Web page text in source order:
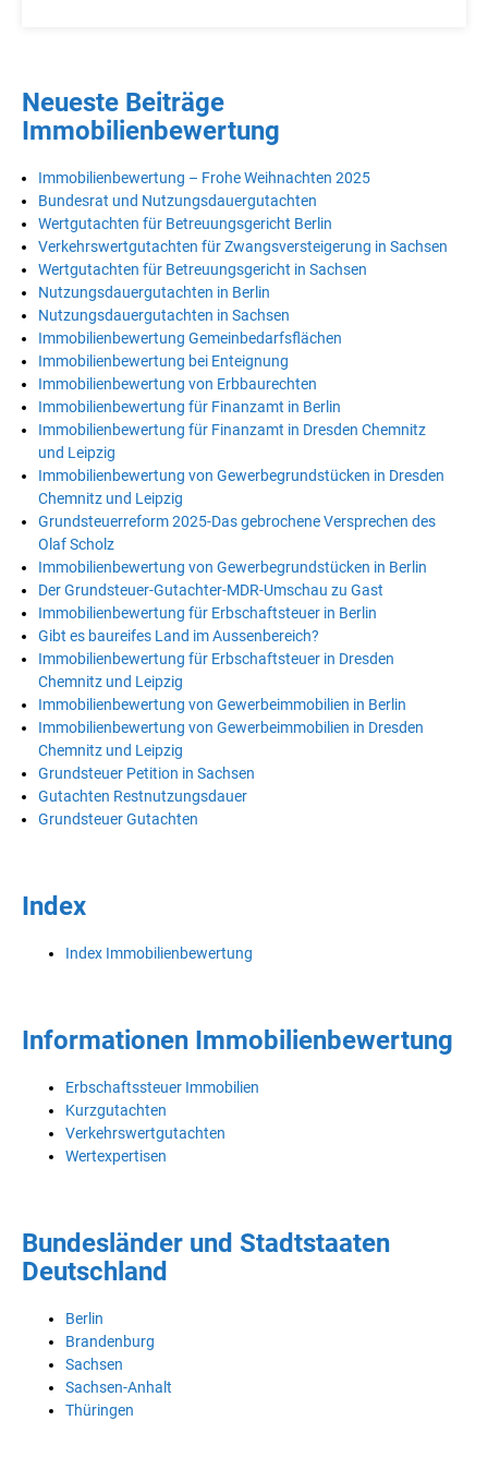
Neueste Beiträge
Immobilienbewertung
Immobilienbewertung – Frohe Weihnachten 2025
Bundesrat und Nutzungsdauergutachten
Wertgutachten für Betreuungsgericht Berlin
Verkehrswertgutachten für Zwangsversteigerung in Sachsen
Wertgutachten für Betreuungsgericht in Sachsen
Nutzungsdauergutachten in Berlin
Nutzungsdauergutachten in Sachsen
Immobilienbewertung Gemeinbedarfsflächen
Immobilienbewertung bei Enteignung
Immobilienbewertung von Erbbaurechten
Immobilienbewertung für Finanzamt in Berlin
Immobilienbewertung für Finanzamt in Dresden Chemnitz
und Leipzig
Immobilienbewertung von Gewerbegrundstücken in Dresden
Chemnitz und Leipzig
Grundsteuerreform 2025-Das gebrochene Versprechen des
Olaf Scholz
Immobilienbewertung von Gewerbegrundstücken in Berlin
Der Grundsteuer-Gutachter-MDR-Umschau zu Gast
Immobilienbewertung für Erbschaftsteuer in Berlin
Gibt es baureifes Land im Aussenbereich?
Immobilienbewertung für Erbschaftsteuer in Dresden
Chemnitz und Leipzig
Immobilienbewertung von Gewerbeimmobilien in Berlin
Immobilienbewertung von Gewerbeimmobilien in Dresden
Chemnitz und Leipzig
Grundsteuer Petition in Sachsen
Gutachten Restnutzungsdauer
Grundsteuer Gutachten
Index
Index Immobilienbewertung
Informationen Immobilienbewertung
Erbschaftssteuer Immobilien
Kurzgutachten
Verkehrswertgutachten
Wertexpertisen
Bundesländer und Stadtstaaten
Deutschland
Berlin
Brandenburg
Sachsen
Sachsen-Anhalt
Thüringen